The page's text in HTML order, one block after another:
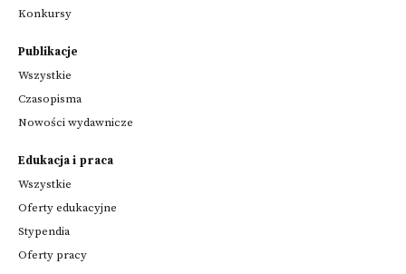
Konkursy
Publikacje
Wszystkie
Czasopisma
Nowości wydawnicze
Edukacja i praca
Wszystkie
Oferty edukacyjne
Stypendia
Oferty pracy